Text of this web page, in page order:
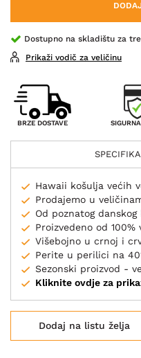
Dostupno na skladištu za
Prikaži vodič za veličinu
BRZE DOSTAVE
Hawaii košulja većih
Prodajemo u
Od poznatog danskog
Proizvedeno od 100%
Višebojno u crnoj i
Perite u perilici na
Sezonski proizvod -
Kliknite ovdje za
Dodaj na listu želja